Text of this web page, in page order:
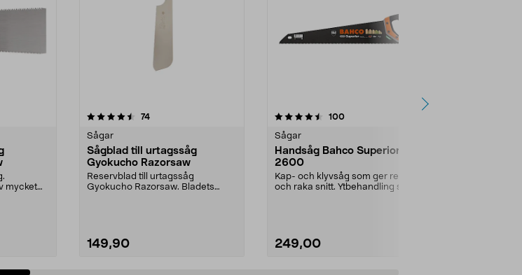
mycket
74recensioner
Sågar
Sågblad till urtagssåg
Gyokucho Razorsaw
Reservblad till urtagssåg
Gyokucho Razorsaw. Bladets
149,90
4.5 av 5 stjärnor 100recensioner
Sågar
Handsåg Bahco Superior
2600
Kap- och klyvsåg som ger rena
och raka snitt. Ytbehandling som
249,00
4.5 av 5 stjärnor